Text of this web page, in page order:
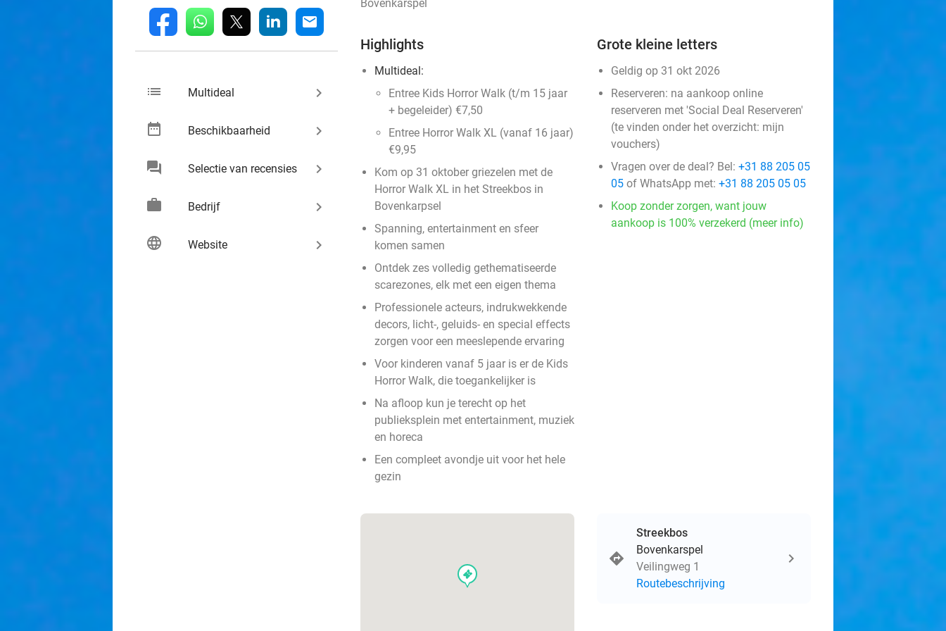
fb whatsapp linkedin mail
list Multideal keyboard_arrow_right
date_range Beschikbaarheid keyboard_arrow_right
chat Selectie van recensies keyboard_arrow_right
work Bedrijf keyboard_arrow_right
language Website keyboard_arrow_right
Bovenkarspel
Highlights
Multideal:
Entree Kids Horror Walk (t/m 15 jaar
+ begeleider) €7,50
Entree Horror Walk XL (vanaf 16 jaar)
€9,95
Kom op 31 oktober griezelen met de
Horror Walk XL in het Streekbos in
Bovenkarpsel
Spanning, entertainment en sfeer
komen samen
Ontdek zes volledig gethematiseerde
scarezones, elk met een eigen thema
Professionele acteurs, indrukwekkende
decors, licht-, geluids- en special effects
zorgen voor een meeslepende ervaring
Voor kinderen vanaf 5 jaar is er de Kids
Horror Walk, die toegankelijker is
Na afloop kun je terecht op het
publieksplein met entertainment, muziek
en horeca
Een compleet avondje uit voor het hele
gezin
Grote kleine letters
Geldig op 31 okt 2026
Reserveren: na aankoop online
reserveren met 'Social Deal Reserveren'
(te vinden onder het overzicht: mijn
vouchers)
Vragen over de deal? Bel: +31 88 205 05
05 of WhatsApp met: +31 88 205 05 05
Koop zonder zorgen, want jouw
aankoop is 100% verzekerd (meer info)
events
Streekbos
Bovenkarspel
Veilingweg 1
Routebeschrijving